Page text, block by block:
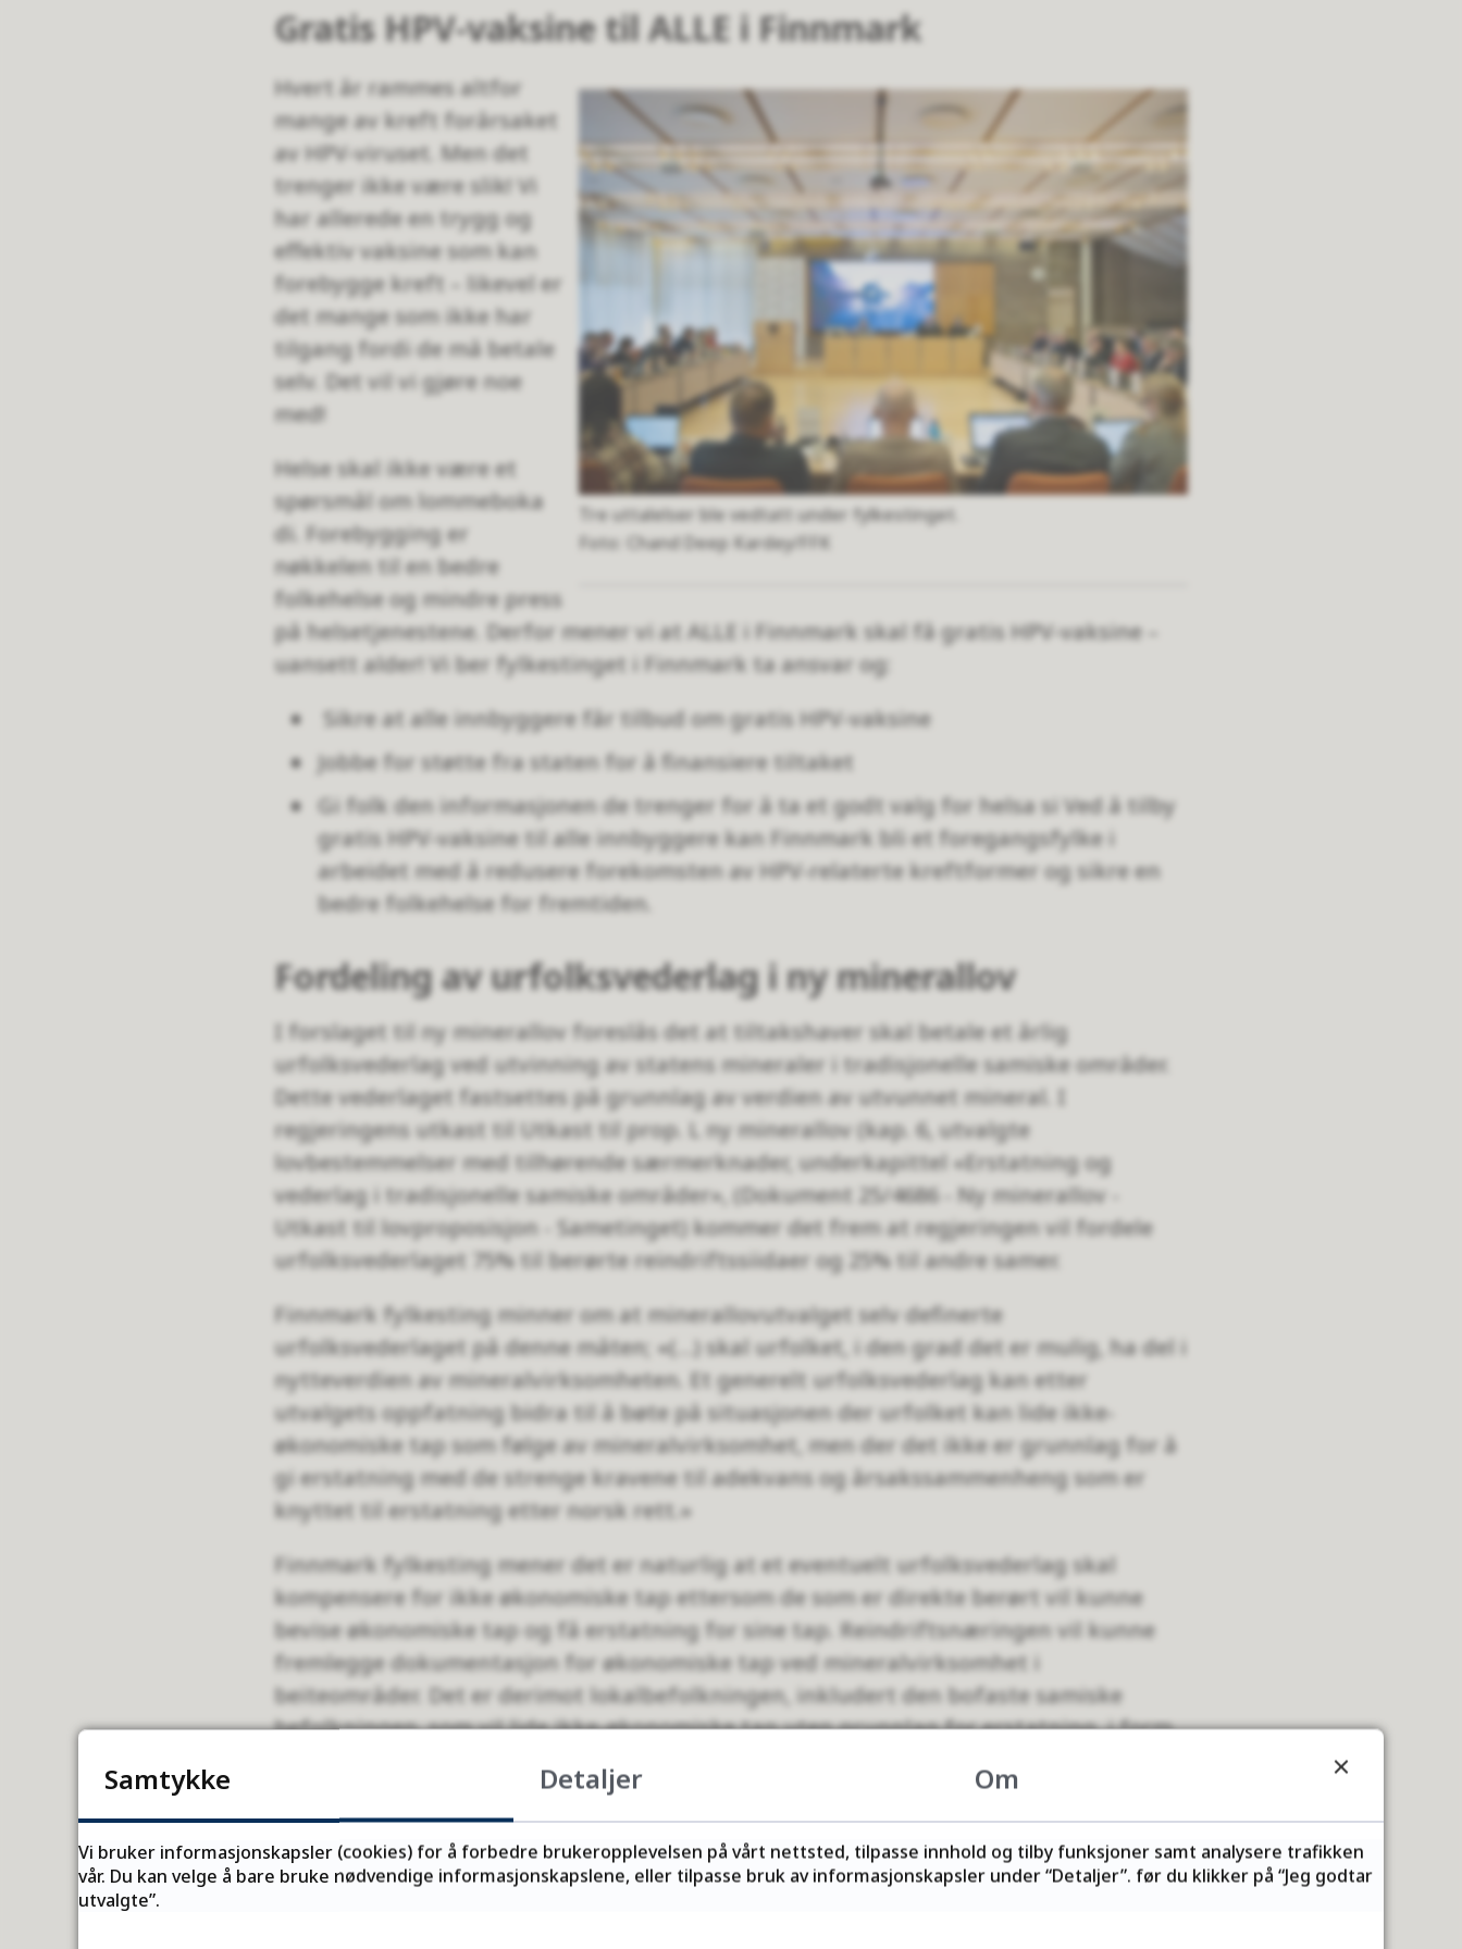
Gratis HPV-vaksine til ALLE i Finnmark
Tre uttalelser ble vedtatt under fylkestinget.
Chand Deep Kardey/FFK
Hvert år rammes altfor
mange av kreft forårsaket
av HPV-viruset. Men det
trenger ikke være slik! Vi
har allerede en trygg og
effektiv vaksine som kan
forebygge kreft – likevel er
det mange som ikke har
tilgang fordi de må betale
selv. Det vil vi gjøre noe
med!
Helse skal ikke være et
spørsmål om lommeboka
di. Forebygging er
nøkkelen til en bedre
folkehelse og mindre press
på helsetjenestene. Derfor mener vi at ALLE i Finnmark skal få gratis HPV-vaksine –
uansett alder! Vi ber fylkestinget i Finnmark ta ansvar og:
Sikre at alle innbyggere får tilbud om gratis HPV-vaksine
Jobbe for støtte fra staten for å finansiere tiltaket
Gi folk den informasjonen de trenger for å ta et godt valg for helsa si Ved å tilby
gratis HPV-vaksine til alle innbyggere kan Finnmark bli et foregangsfylke i
arbeidet med å redusere forekomsten av HPV-relaterte kreftformer og sikre en
bedre folkehelse for fremtiden.
Fordeling av urfolksvederlag i ny minerallov
I forslaget til ny minerallov foreslås det at tiltakshaver skal betale et årlig
urfolksvederlag ved utvinning av statens mineraler i tradisjonelle samiske områder.
Dette vederlaget fastsettes på grunnlag av verdien av utvunnet mineral. I
regjeringens utkast til Utkast til prop. L ny minerallov (kap. 6, utvalgte
lovbestemmelser med tilhørende særmerknader, underkapittel «Erstatning og
vederlag i tradisjonelle samiske områder», (Dokument 25/4686 - Ny minerallov -
Utkast til lovproposisjon - Sametinget) kommer det frem at regjeringen vil fordele
urfolksvederlaget 75% til berørte reindriftssiidaer og 25% til andre samer.
Finnmark fylkesting minner om at minerallovutvalget selv definerte
urfolksvederlaget på denne måten; «(…) skal urfolket, i den grad det er mulig, ha del i
nytteverdien av mineralvirksomheten. Et generelt urfolksvederlag kan etter
utvalgets oppfatning bidra til å bøte på situasjonen der urfolket kan lide ikke-
økonomiske tap som følge av mineralvirksomhet, men der det ikke er grunnlag for å
gi erstatning med de strenge kravene til adekvans og årsakssammenheng som er
knyttet til erstatning etter norsk rett.»
Finnmark fylkesting mener det er naturlig at et eventuelt urfolksvederlag skal
kompensere for ikke økonomiske tap ettersom de som er direkte berørt vil kunne
bevise økonomiske tap og få erstatning for sine tap. Reindriftsnæringen vil kunne
fremlegge dokumentasjon for økonomiske tap ved mineralvirksomhet i
beiteområder. Det er derimot lokalbefolkningen, inkludert den bofaste samiske
befolkningen, som vil lide ikke-økonomiske tap uten grunnlag for erstatning, i form
befolkningen som bør kompenseres gjennom denne ordningen.
Finnmark fylkesting mener Regjeringen med lovforslaget legger opp til at man
ytterligere øker skjevheten internt i det samiske folket og gir grobunn for mer
Samtykke Detaljer Om
Vi bruker informasjonskapsler (cookies) for å forbedre brukeropplevelsen på vårt nettsted, tilpasse innhold og tilby funksjoner samt analysere trafikken
vår. Du kan velge å bare bruke nødvendige informasjonskapslene, eller tilpasse bruk av informasjonskapsler under “Detaljer”. før du klikker på “Jeg godtar
utvalgte”.